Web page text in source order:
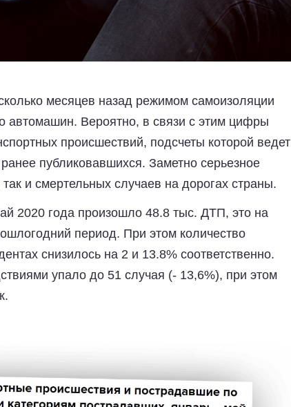
месяцев назад режимом самоизоляции
автомашин. Вероятно, в связи с этим цифры
происшествий, подсчеты которой ведет
публиковавшихся. Заметно серьезное
и смертельных случаев на дорогах страны.
2020 года произошло 48.8 тыс. ДТП, это на
период. При этом количество
снизилось на 2 и 13.8% соответственно.
упало до 51 случая (- 13,6%), при этом